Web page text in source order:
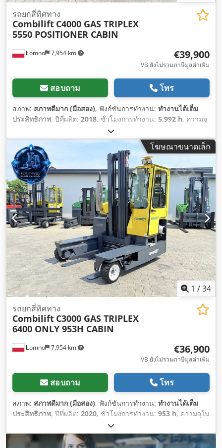
Łomno 7,954 km
รถยกสี่ทิศทาง
Combilift C4000 GAS TRIPLEX
5550 POSITIONER CABIN
€39,900
VB ยังไม่รวมภาษีมูลค่าเพิ่ม
สอบถาม โทร
สภาพ: สภาพดีมาก (มือสอง), ฟังก์ชันการทำงาน: ทำงานได้เต็ม
ประสิทธิภาพ, ปีที่ผลิต: 2018, ชั่วโมงการทำงาน: 5,992 h, ความจุ
, ความสูงยก:
1,750 มม, ศูนย์รับน้ำหนัก:600 มม, ประเภทเชื้อเพลิง:แก๊ส,
ประเภทเสา:
, ความสูงอาคาร:2,600 มม, ผู้ผลิตมอเตอร์:
GM, ประเภทเกียร์: ไฮโดรสแตติก, ความกว้างของเฟรมงา:
มม, ความยาวง่าม:1,200 มม, ความกว้างของง่าม:150 มม, ความ
หนาของส้อม:50 มม, สภาพยาง: 100 เปอร์เซ็นต์, ประเภทยางล้อ
หน้า:ยางตัน (สีดำ) , ขนาดยางหน้า: 200/50-10, ประเภทยางหลัง:
ยางตัน (สีดำ), ขนาดยางหลัง:28X12,5-15, น้ำหนักรวม:10,400
กก., น้ำหนักเปล่า:6,400 กก., ความสูงรวม: 2,550 มม, ความยาว
ทั้งหมด:2,350 มม, ความกว้างทั้งหมด:2,250 มม , สี:สีเหลือง,
อุปกรณ์:การเลื่อนข้าง, ขับเคลื่อนทุกล้อ, งาสำหรับยกพาเลท, ห้อง
โดยสาร, เครื่องหมาย CE, ไฟส่องสว่าง,
โฆษณาขนาดเล็ก
1 /34
Łomno 7,954 km
รถยกสี่ทิศทาง
Combilift C3000 GAS TRIPLEX
6400 ONLY 953H CABIN
€36,900
VB ยังไม่รวมภาษีมูลค่าเพิ่ม
สอบถาม โทร
สภาพ: สภาพดีมาก (มือสอง), ฟังก์ชันการทำงาน: ทำงานได้เต็ม
ประสิทธิภาพ, ปีที่ผลิต: 2020, ชั่วโมงการทำงาน: 953 h, ความจุใน
, ความสูงยก:
มม, ศูนย์รับน้ำหนัก:600 มม, ประเภทเชื้อเพลิง:แก๊ส, ประเภทเสา:
ทริเพล็กซ์ , ความสูงอาคาร: 2,780 มม, ผู้ผลิตมอเตอร์:TOYOTA